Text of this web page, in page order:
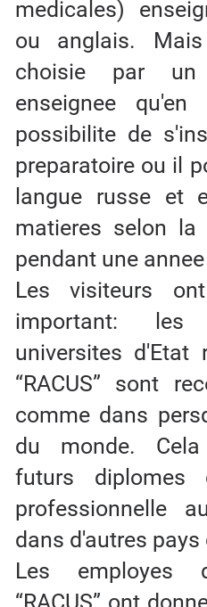
medicales)
ou anglais.
choisie par un
enseignee
possibilite de
preparatoire ou il
langue russe et
matieres selon la
pendant une
Les visiteurs
important: les
universites d'Etat
“RACUS” sont
comme dans
du monde.
futurs diplomes
professionnelle
dans d'autres pays
Les employes
“RACUS” ont